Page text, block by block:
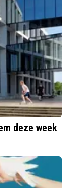
deze week